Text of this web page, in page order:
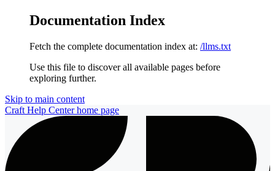
Documentation Index
Fetch the complete documentation index at: /llms.txt
Use this file to discover all available pages before
exploring further.
Skip to main content
Craft Help Centerhome page